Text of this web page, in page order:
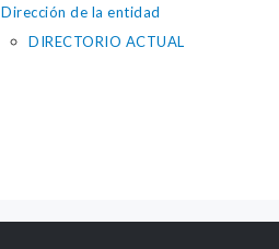
Dirección de la entidad
DIRECTORIO ACTUAL